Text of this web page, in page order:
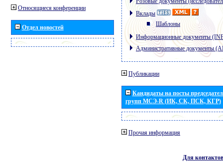
Относящиеся конференции
Отдел новостей
Вклады
Шаблоны
Информационные документы
Административные документы
Публикации
Кандидаты на посты
групп МСЭ-R (ИК, СК, ПСК, КГР)
Прочая информация
Для контактов